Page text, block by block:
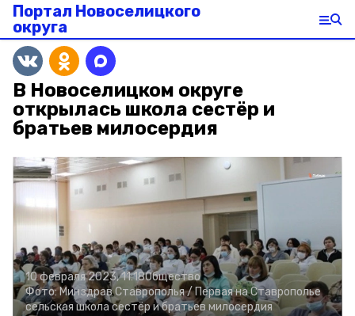
Портал Новоселицкого
округа
В Новоселицком округе
открылась школа сестёр и
братьев милосердия
10 февраля 2023, 11:18Общество
Фото:Минздрав Ставрополья / Первая на Ставрополье
сельская школа сестёр и братьев милосердия